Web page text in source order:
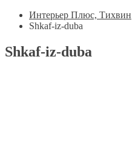
Интерьер Плюс, Тихвин
Shkaf-iz-duba
Shkaf-iz-duba